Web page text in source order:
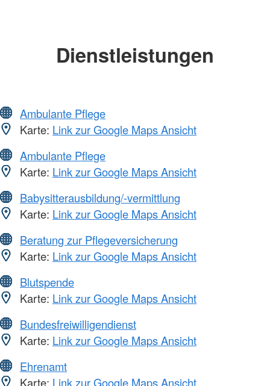
Dienstleistungen
Ambulante Pflege
Karte: Link zur Google Maps Ansicht
Ambulante Pflege
Karte: Link zur Google Maps Ansicht
Babysitterausbildung/-vermittlung
Karte: Link zur Google Maps Ansicht
Beratung zur Pflegeversicherung
Karte: Link zur Google Maps Ansicht
Blutspende
Karte: Link zur Google Maps Ansicht
Bundesfreiwilligendienst
Karte: Link zur Google Maps Ansicht
Ehrenamt
Karte: Link zur Google Maps Ansicht